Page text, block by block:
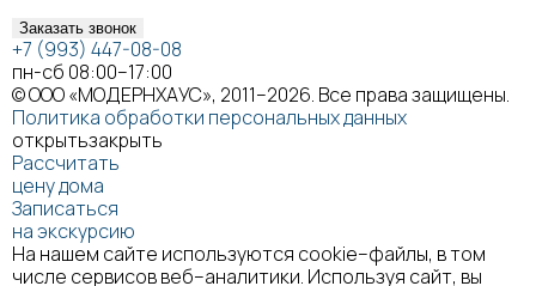
Заказать звонок
+7 (993) 447-08-08
пн-сб 08:00–17:00
© ООО «МОДЕРНХАУС», 2011–2026. Все права защищены.
Политика обработки персональных данных
открытьзакрыть
Рассчитать
цену дома
Записаться
на экскурсию
На нашем сайте используются cookie–файлы, в том
числе сервисов веб–аналитики. Используя сайт, вы